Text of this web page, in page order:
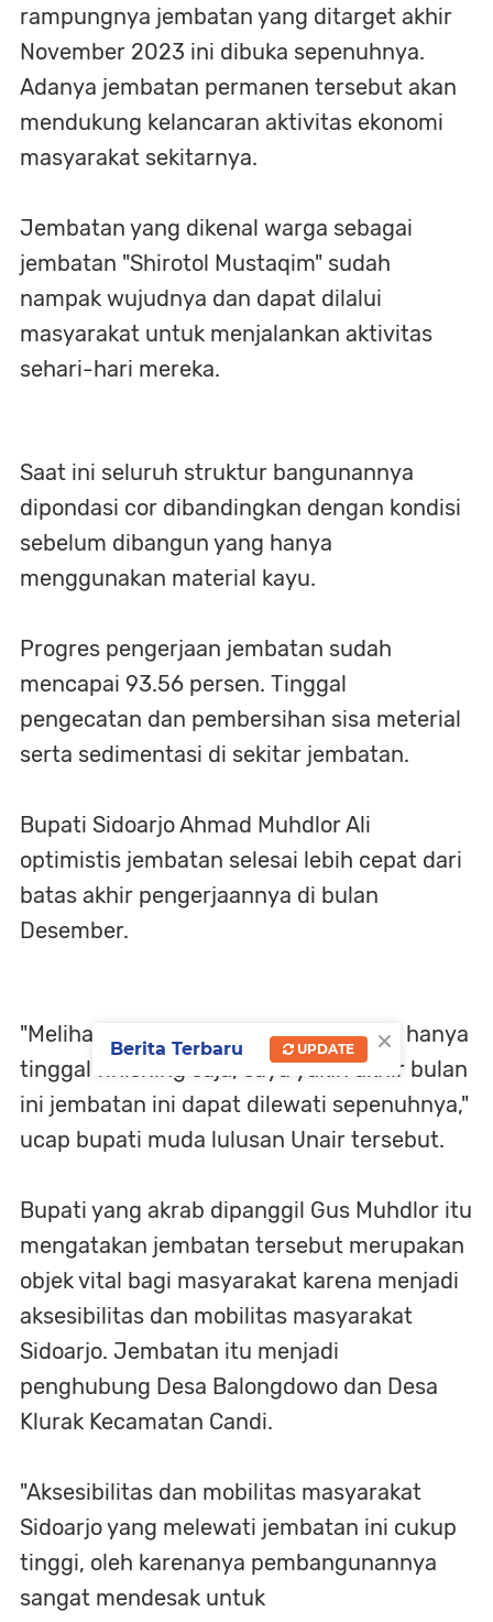
rampungnya jembatan yang ditarget akhir
November 2023 ini dibuka sepenuhnya.
Adanya jembatan permanen tersebut akan
mendukung kelancaran aktivitas ekonomi
masyarakat sekitarnya.
Jembatan yang dikenal warga sebagai
jembatan "Shirotol Mustaqim" sudah
nampak wujudnya dan dapat dilalui
masyarakat untuk menjalankan aktivitas
sehari-hari mereka.
Saat ini seluruh struktur bangunannya
dipondasi cor dibandingkan dengan kondisi
sebelum dibangun yang hanya
menggunakan material kayu.
Progres pengerjaan jembatan sudah
mencapai 93.56 persen. Tinggal
pengecatan dan pembersihan sisa meterial
serta sedimentasi di sekitar jembatan.
Bupati Sidoarjo Ahmad Muhdlor Ali
optimistis jembatan selesai lebih cepat dari
batas akhir pengerjaannya di bulan
Desember.
"Melihat progres pengerjaannya yang hanya
tinggal finishing saja, saya yakin akhir bulan
ini jembatan ini dapat dilewati sepenuhnya,"
ucap bupati muda lulusan Unair tersebut.
Bupati yang akrab dipanggil Gus Muhdlor itu
mengatakan jembatan tersebut merupakan
objek vital bagi masyarakat karena menjadi
aksesibilitas dan mobilitas masyarakat
Sidoarjo. Jembatan itu menjadi
penghubung Desa Balongdowo dan Desa
Klurak Kecamatan Candi.
"Aksesibilitas dan mobilitas masyarakat
Sidoarjo yang melewati jembatan ini cukup
tinggi, oleh karenanya pembangunannya
sangat mendesak untuk
×
Berita Terbaru UPDATE